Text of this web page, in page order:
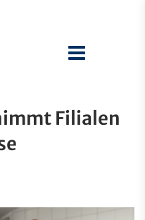
Filialen